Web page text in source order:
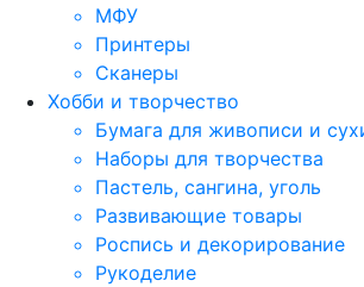
МФУ
Принтеры
Сканеры
Хобби и творчество
Бумага для живописи и
Наборы для творчества
Пастель, сангина, уголь
Развивающие товары
Роспись и декорирование
Рукоделие